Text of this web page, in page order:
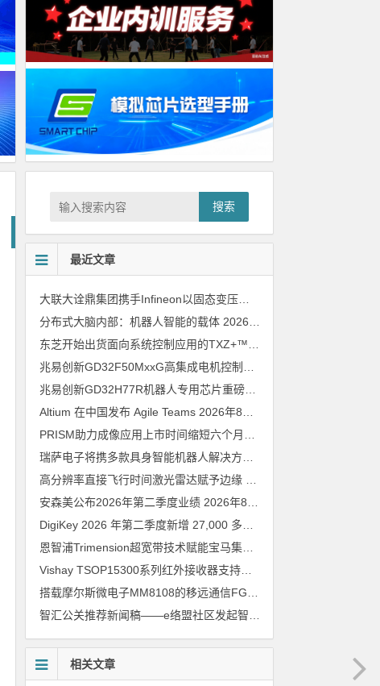
搜索
最近文章
大联大诠鼎集团携手Infineon以固态变压器重构配电效率新标杆
分布式大脑内部：机器人智能的载体 2026年8月6日
兆易创新GD32H77R机器人专用芯片重磅亮相，精准赋能伺服驱动与关节控制
Altium 在中国发布 Agile Teams 2026年8月6日
安森美公布2026年第二季度业绩 2026年8月6日
恩智浦Trimension超宽带技术赋能宝马集团Digital Key Plus及生命体存在检测功能
Vishay TSOP15300系列红外接收器支持所有主流遥控代码
相关文章